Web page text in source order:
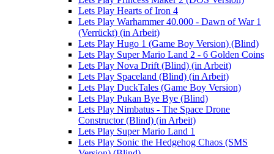
Lets Play Hearts of Iron 4
Lets Play Warhammer 40.000 - Dawn of War 1
(Verrückt) (in Arbeit)
Lets Play Hugo 1 (Game Boy Version) (Blind)
Lets Play Super Mario Land 2 - 6 Golden Coins
Lets Play Nova Drift (Blind) (in Arbeit)
Lets Play Spaceland (Blind) (in Arbeit)
Lets Play DuckTales (Game Boy Version)
Lets Play Pukan Bye Bye (Blind)
Lets Play Nimbatus - The Space Drone
Constructor (Blind) (in Arbeit)
Lets Play Super Mario Land 1
Lets Play Sonic the Hedgehog Chaos (SMS